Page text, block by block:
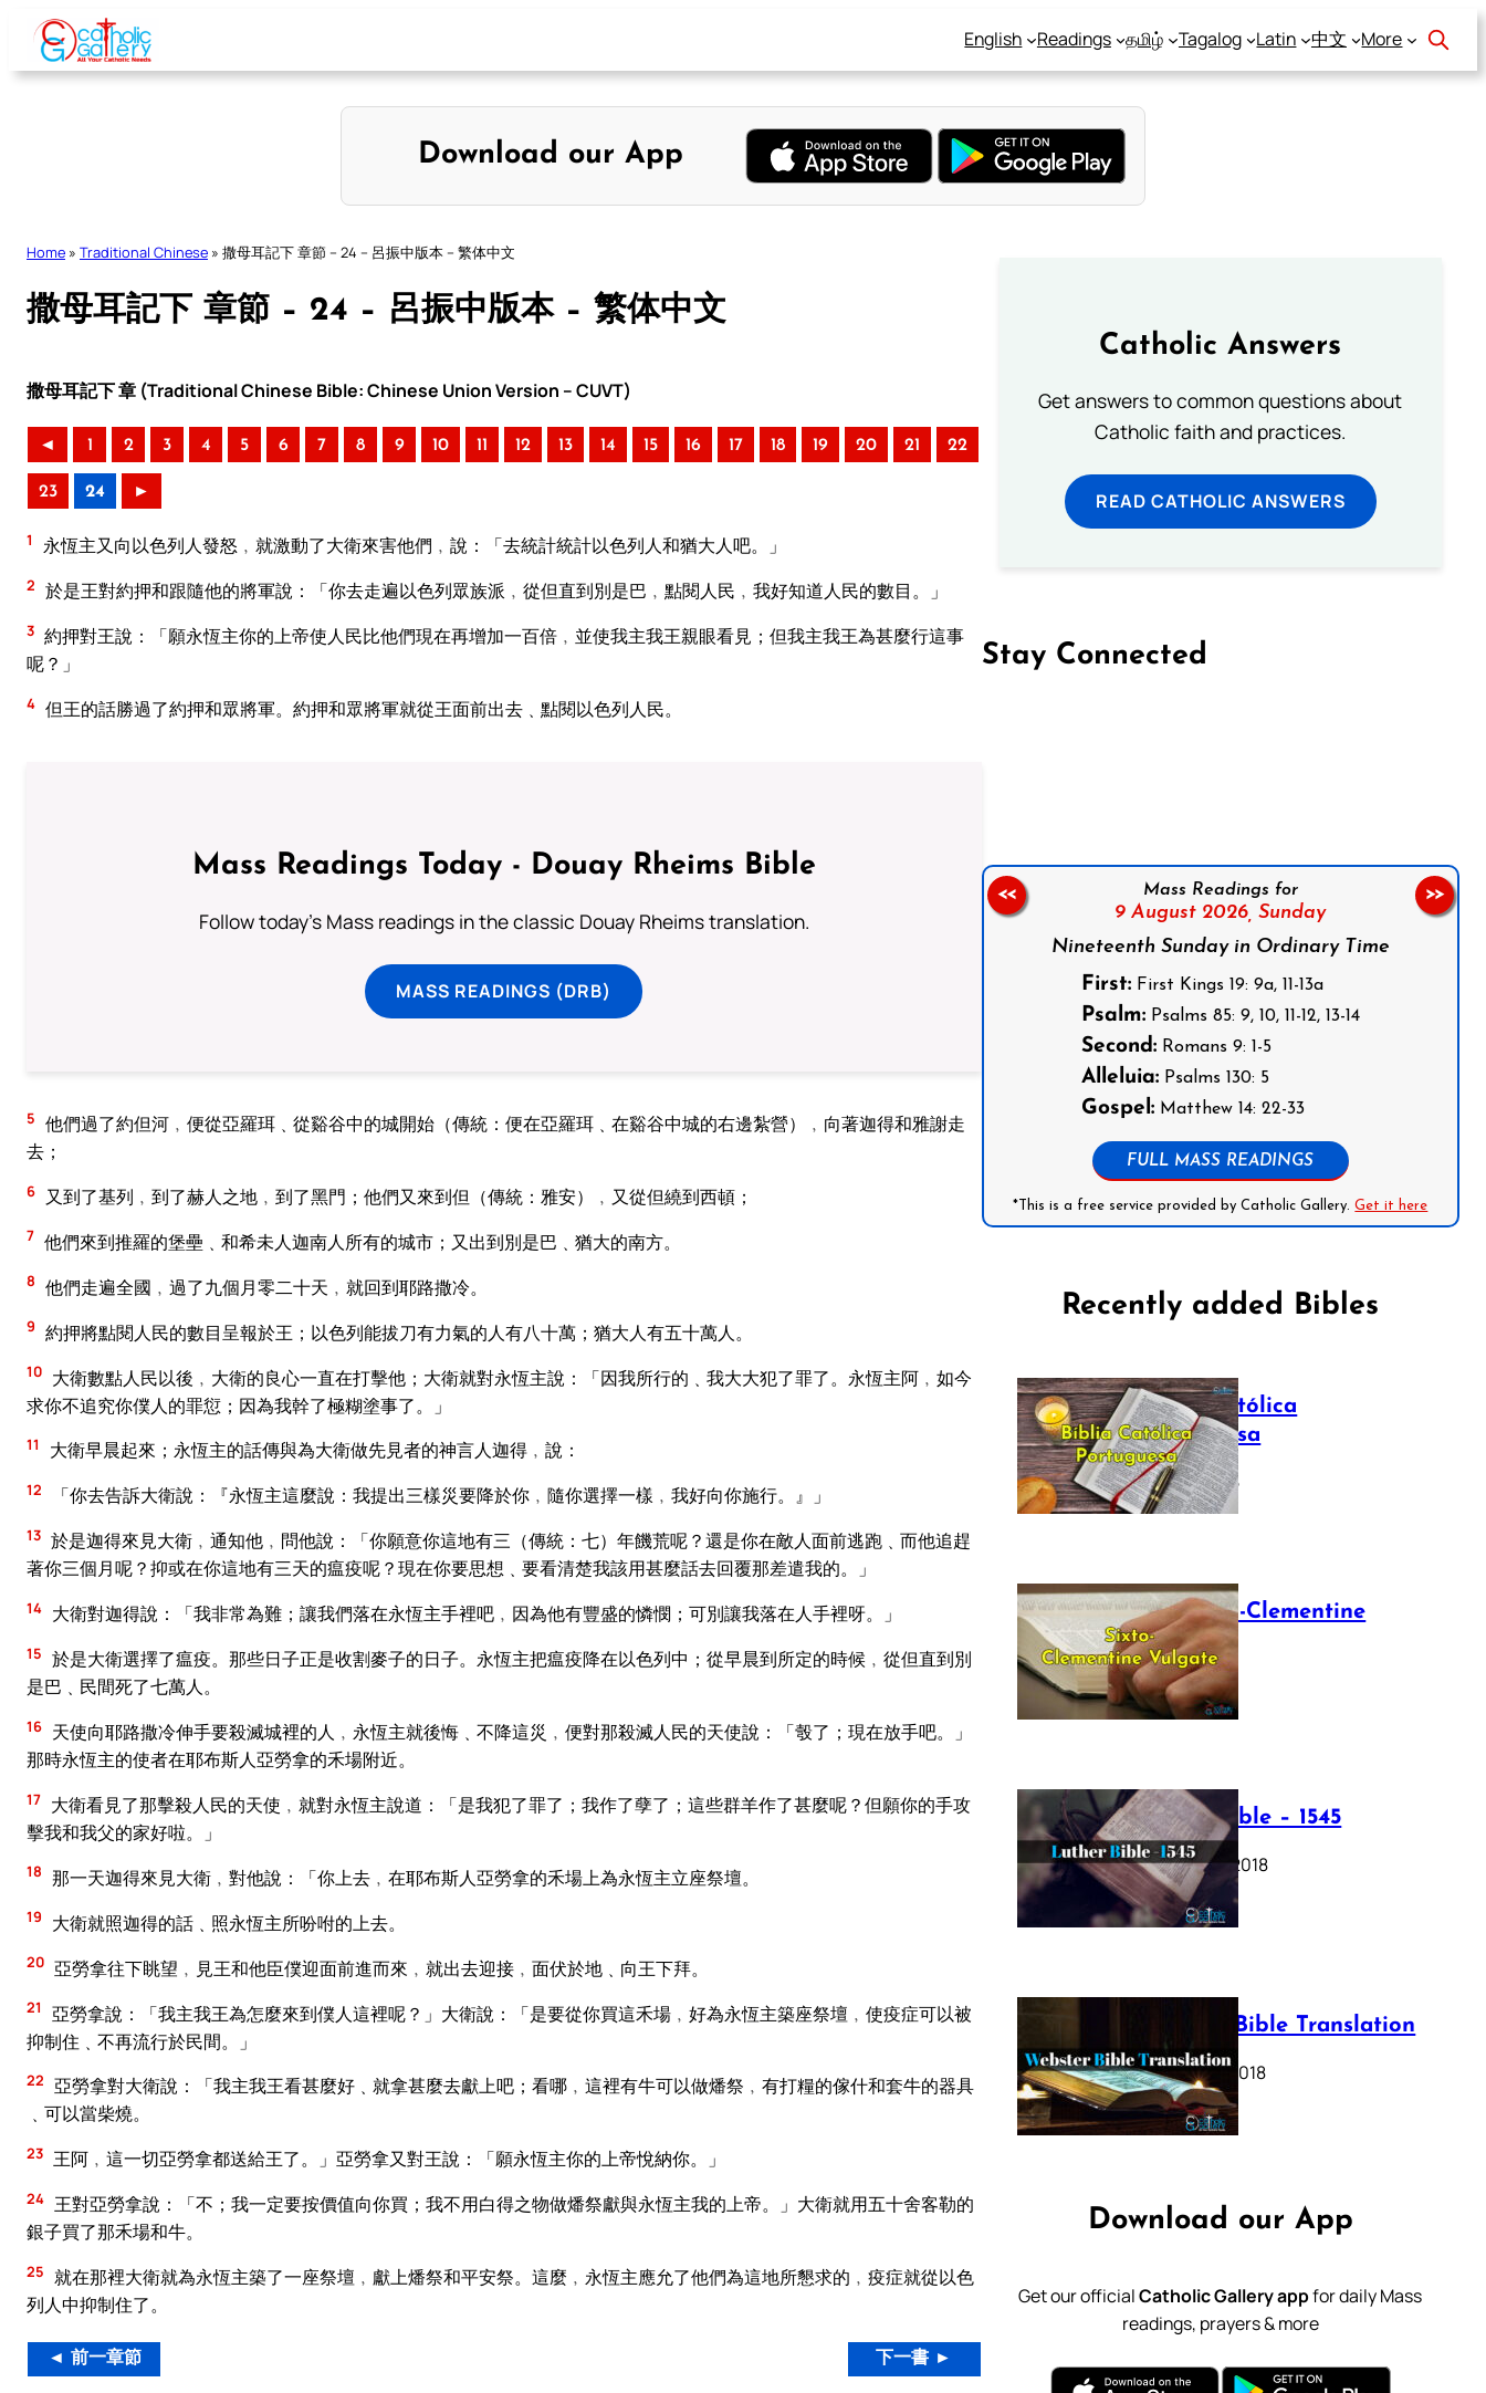
Skip
content
English Readings தமிழ் Tagalog Latin 中文 More
Download our App
Home » Traditional Chinese » 撒母耳記下 章節 – 24 – 呂振中版本 – 繁体中文
撒母耳記下 章節 – 24 – 呂振中版本 – 繁体中文
撒母耳記下 章 (Traditional Chinese Bible: Chinese Union Version – CUVT)
◄ 1 2 3 4 5 6 7 8 9 10 11 12 13 14 15 16 17 18 19 20 21 22
23 24 ►
1 永恆主又向以色列人發怒﹐就激動了大衛來害他們﹐說：「去統計統計以色列人和猶大人吧。」
2 於是王對約押和跟隨他的將軍說：「你去走遍以色列眾族派﹐從但直到別是巴﹐點閱人民﹐我好知道人民的數目。」
3 約押對王說：「願永恆主你的上帝使人民比他們現在再增加一百倍﹐並使我主我王親眼看見；但我主我王為甚麼行這事
呢？」
4 但王的話勝過了約押和眾將軍。約押和眾將軍就從王面前出去﹑點閱以色列人民。
Mass Readings Today - Douay Rheims Bible
Follow today's Mass readings in the classic Douay Rheims translation.
MASS READINGS (DRB)
5 他們過了約但河﹐便從亞羅珥﹑從谿谷中的城開始（傳統：便在亞羅珥﹑在谿谷中城的右邊紮營）﹐向著迦得和雅謝走
去；
6 又到了基列﹐到了赫人之地﹐到了黑門；他們又來到但（傳統：雅安）﹐又從但繞到西頓；
7 他們來到推羅的堡壘﹑和希未人迦南人所有的城市；又出到別是巴﹑猶大的南方。
8 他們走遍全國﹐過了九個月零二十天﹐就回到耶路撒冷。
9 約押將點閱人民的數目呈報於王；以色列能拔刀有力氣的人有八十萬；猶大人有五十萬人。
10 大衛數點人民以後﹐大衛的良心一直在打擊他；大衛就對永恆主說：「因我所行的﹑我大大犯了罪了。永恆主阿﹐如今
求你不追究你僕人的罪愆；因為我幹了極糊塗事了。」
11 大衛早晨起來；永恆主的話傳與為大衛做先見者的神言人迦得﹐說：
12 「你去告訴大衛說：『永恆主這麼說：我提出三樣災要降於你﹐隨你選擇一樣﹐我好向你施行。』」
13 於是迦得來見大衛﹐通知他﹐問他說：「你願意你這地有三（傳統：七）年饑荒呢？還是你在敵人面前逃跑﹑而他追趕
著你三個月呢？抑或在你這地有三天的瘟疫呢？現在你要思想﹑要看清楚我該用甚麼話去回覆那差遣我的。」
14 大衛對迦得說：「我非常為難；讓我們落在永恆主手裡吧﹐因為他有豐盛的憐憫；可別讓我落在人手裡呀。」
15 於是大衛選擇了瘟疫。那些日子正是收割麥子的日子。永恆主把瘟疫降在以色列中；從早晨到所定的時候﹐從但直到別
是巴﹑民間死了七萬人。
16 天使向耶路撒冷伸手要殺滅城裡的人﹐永恆主就後悔﹑不降這災﹐便對那殺滅人民的天使說：「彀了；現在放手吧。」
那時永恆主的使者在耶布斯人亞勞拿的禾場附近。
17 大衛看見了那擊殺人民的天使﹐就對永恆主說道：「是我犯了罪了；我作了孽了；這些群羊作了甚麼呢？但願你的手攻
擊我和我父的家好啦。」
18 那一天迦得來見大衛﹐對他說：「你上去﹐在耶布斯人亞勞拿的禾場上為永恆主立座祭壇。
19 大衛就照迦得的話﹑照永恆主所吩咐的上去。
20 亞勞拿往下眺望﹐見王和他臣僕迎面前進而來﹐就出去迎接﹐面伏於地﹑向王下拜。
21
亞勞拿說：「我主我王為怎麼來到僕人這裡呢？」大衛說：「是要從你買這禾場﹐好為永恆主築座祭壇﹐使疫症可以被
抑制住﹑不再流行於民間。」
22 亞勞拿對大衛說：「我主我王看甚麼好﹑就拿甚麼去獻上吧；看哪﹐這裡有牛可以做燔祭﹐有打糧的傢什和套牛的器具
﹑可以當柴燒。
23 王阿﹐這一切亞勞拿都送給王了。」亞勞拿又對王說：「願永恆主你的上帝悅納你。」
24 王對亞勞拿說：「不；我一定要按價值向你買；我不用白得之物做燔祭獻與永恆主我的上帝。」大衛就用五十舍客勒的
銀子買了那禾場和牛。
25 就在那裡大衛就為永恆主築了一座祭壇﹐獻上燔祭和平安祭。這麼﹐永恆主應允了他們為這地所懇求的﹐疫症就從以色
列人中抑制住了。
◄ 前一章節 下一書 ►
Catholic Answers
Get answers to common questions about
Catholic faith and practices.
READ CATHOLIC ANSWERS
Stay Connected
Mass Readings for
9 August 2026, Sunday
Nineteenth Sunday in Ordinary Time
First:First Kings 19: 9a, 11-13a
Psalm:Psalms 85: 9, 10, 11-12, 13-14
Second:Romans 9: 1-5
Alleluia:Psalms 130: 5
Gospel:Matthew 14: 22-33
FULL MASS READINGS
*This is a free service provided by Catholic Gallery.Get it here
<< >>
Recently added Bibles
Bíblia Católica
Portuguesa
July 16, 2025
The Sixto-Clementine
Vulgate
July 12, 2025
Luther Bible – 1545
October 17, 2018
Webster Bible Translation
October 11, 2018
Download our App
Get our officialCatholic Gallery appfor daily Mass
readings, prayers & more